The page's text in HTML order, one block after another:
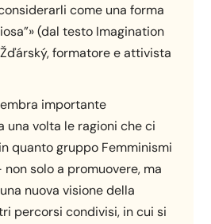
come una forma
(dal testo Imagination
formatore e attivista
importante
una volta le ragioni che ci
quanto gruppo Femminismi
solo a promuovere, ma
nuova visione della
percorsi condivisi, in cui si